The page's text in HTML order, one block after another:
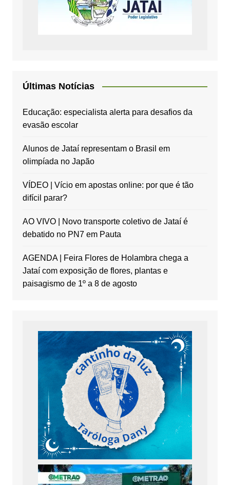
Últimas Notícias
Educação: especialista alerta para desafios da
evasão escolar
Alunos de Jataí representam o Brasil em
olimpíada no Japão
VÍDEO | Vício em apostas online: por que é tão
difícil parar?
AO VIVO | Novo transporte coletivo de Jataí é
debatido no PN7 em Pauta
AGENDA | Feira Flores de Holambra chega a
Jataí com exposição de flores, plantas e
paisagismo de 1º a 8 de agosto